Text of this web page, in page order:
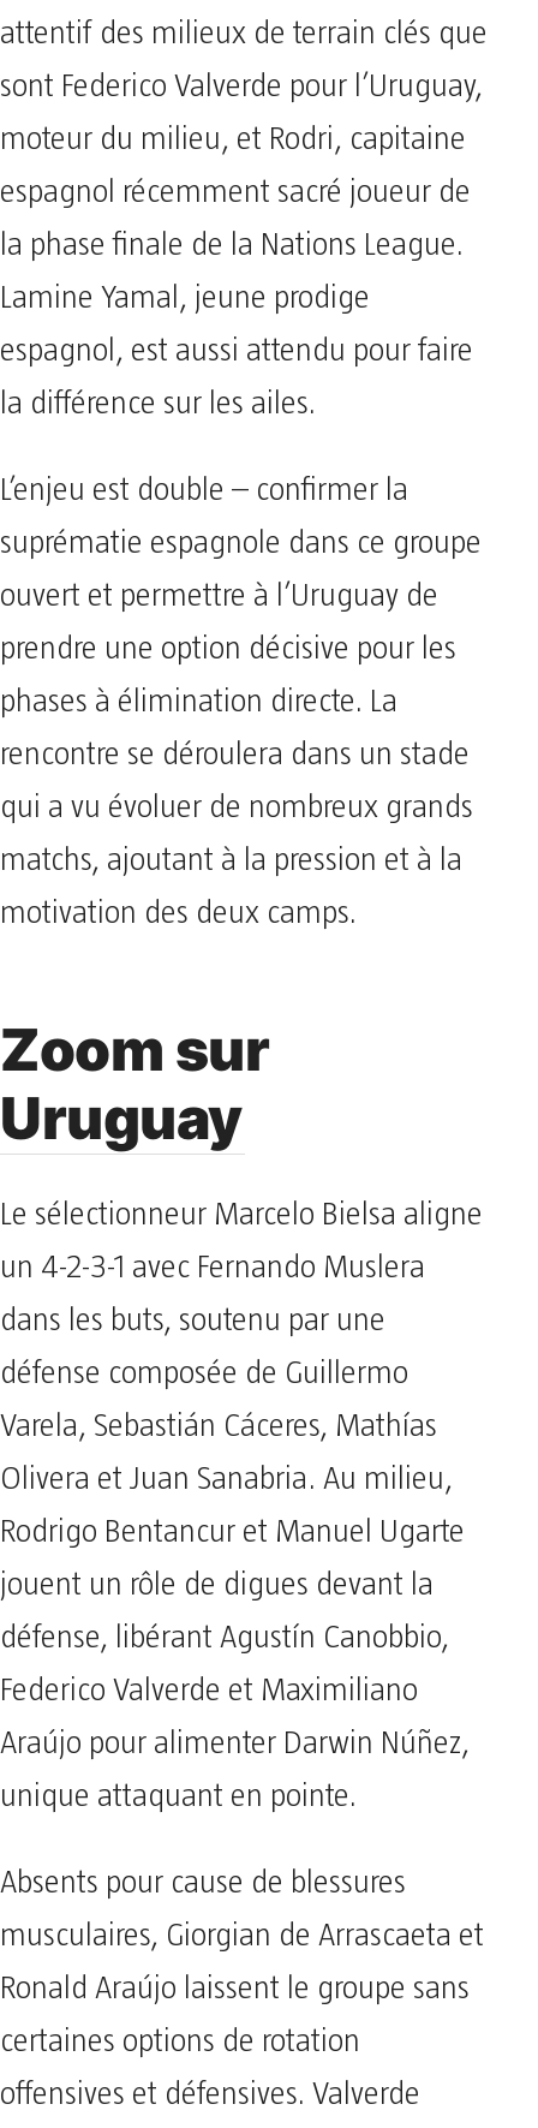
attentif des milieux de terrain clés que
sont Federico Valverde pour l’Uruguay,
moteur du milieu, et Rodri, capitaine
espagnol récemment sacré joueur de
la phase finale de la Nations League.
Lamine Yamal, jeune prodige
espagnol, est aussi attendu pour faire
la différence sur les ailes.
L’enjeu est double – confirmer la
suprématie espagnole dans ce groupe
ouvert et permettre à l’Uruguay de
prendre une option décisive pour les
phases à élimination directe. La
rencontre se déroulera dans un stade
qui a vu évoluer de nombreux grands
matchs, ajoutant à la pression et à la
motivation des deux camps.
Zoom sur
Uruguay
Le sélectionneur Marcelo Bielsa aligne
un 4-2-3-1 avec Fernando Muslera
dans les buts, soutenu par une
défense composée de Guillermo
Varela, Sebastián Cáceres, Mathías
Olivera et Juan Sanabria. Au milieu,
Rodrigo Bentancur et Manuel Ugarte
jouent un rôle de digues devant la
défense, libérant Agustín Canobbio,
Federico Valverde et Maximiliano
Araújo pour alimenter Darwin Núñez,
unique attaquant en pointe.
Absents pour cause de blessures
musculaires, Giorgian de Arrascaeta et
Ronald Araújo laissent le groupe sans
certaines options de rotation
offensives et défensives. Valverde